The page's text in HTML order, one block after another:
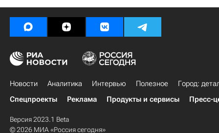
Новости Аналитика Интервью Полезное
Город:
Спецпроекты
Реклама Продукты и сервисы Пресс-
Версия 2023.1 Beta
© 2026 МИА «Россия сегодня»